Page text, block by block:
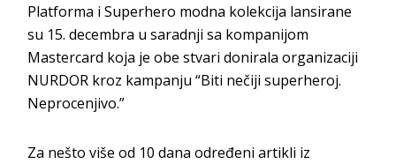
Platforma i Superhero modna kolekcija lansirane
su 15. decembra u saradnji sa kompanijom
Mastercard koja je obe stvari donirala organizaciji
NURDOR kroz kampanju “Biti nečiji superheroj.
Neprocenjivo.”
Za nešto više od 10 dana određeni artikli iz